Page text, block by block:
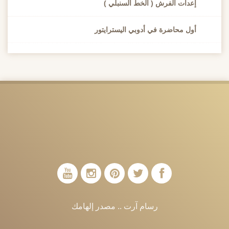
إعدات الفرش ( الخط السنبلي )
أول محاضرة في أدوبي اليسترايتور
رسام آرت .. مصدر إلهامك